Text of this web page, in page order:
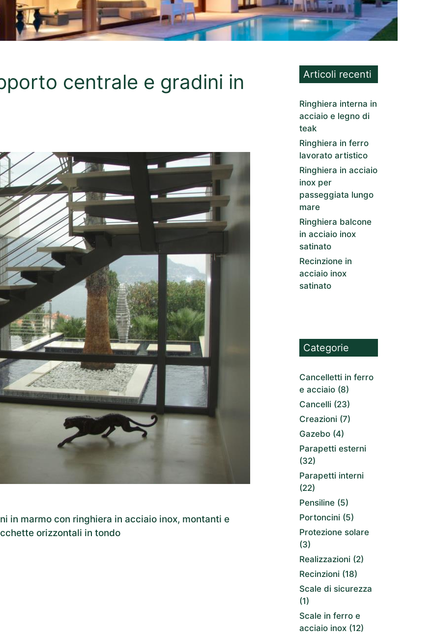
centrale e gradini in
in marmo con ringhiera in acciaio inox, montanti e
orizzontali in tondo
Articoli recenti
Ringhiera interna in
acciaio e legno di
teak
Ringhiera in ferro
lavorato artistico
Ringhiera in acciaio
inox per
passeggiata lungo
mare
Ringhiera balcone
in acciaio inox
satinato
Recinzione in
acciaio inox
satinato
Categorie
Cancelletti in ferro
e acciaio (8)
Cancelli (23)
Creazioni (7)
Gazebo (4)
Parapetti esterni
(32)
Parapetti interni
(22)
Pensiline (5)
Portoncini (5)
Protezione solare
(3)
Realizzazioni (2)
Recinzioni (18)
Scale di sicurezza
(1)
Scale in ferro e
acciaio inox (12)